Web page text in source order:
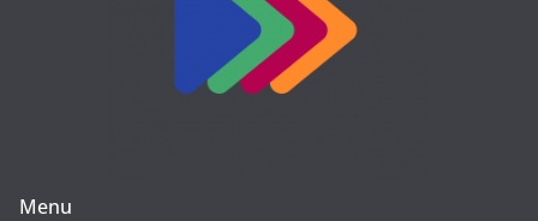
Menu